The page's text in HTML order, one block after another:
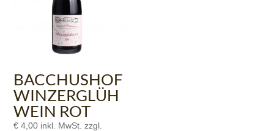
BACCHUSHOF
WINZERGLÜH
WEIN ROT
€ 4,00 inkl. MwSt. zzgl.